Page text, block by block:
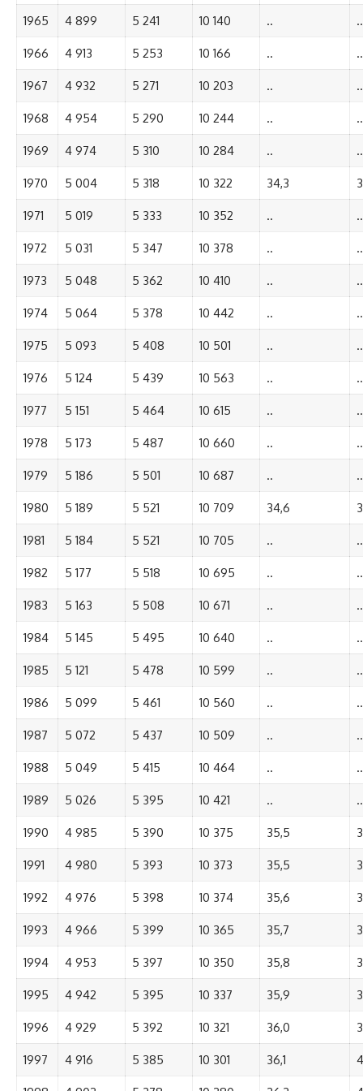
1965 4 899 5 241 10 140 .. ..
1966 4 913 5 253 10 166 .. ..
1967 4 932 5 271 10 203 .. ..
1968 4 954 5 290 10 244 .. ..
1969 4 974 5 310 10 284 .. ..
1970 5 004 5 318 10 322 34,3
1971 5 019 5 333 10 352 .. ..
1972 5 031 5 347 10 378 .. ..
1973 5 048 5 362 10 410 .. ..
1974 5 064 5 378 10 442 .. ..
1975 5 093 5 408 10 501 .. ..
1976 5 124 5 439 10 563 .. ..
1977 5 151 5 464 10 615 .. ..
1978 5 173 5 487 10 660 .. ..
1979 5 186 5 501 10 687 .. ..
1980 5 189 5 521 10 709 34,6
1981 5 184 5 521 10 705 .. ..
1982 5 177 5 518 10 695 .. ..
1983 5 163 5 508 10 671 .. ..
1984 5 145 5 495 10 640 .. ..
1985 5 121 5 478 10 599 .. ..
1986 5 099 5 461 10 560 .. ..
1987 5 072 5 437 10 509 .. ..
1988 5 049 5 415 10 464 .. ..
1989 5 026 5 395 10 421 .. ..
1990 4 985 5 390 10 375 35,5
1991 4 980 5 393 10 373 35,5
1992 4 976 5 398 10 374 35,6
1993 4 966 5 399 10 365 35,7
1994 4 953 5 397 10 350 35,8
1995 4 942 5 395 10 337 35,9
1996 4 929 5 392 10 321 36,0
1997 4 916 5 385 10 301 36,1